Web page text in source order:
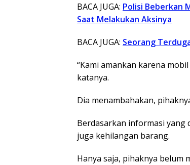
BACA JUGA: Polisi Beberkan
Saat Melakukan Aksinya
BACA JUGA: Seorang
“Kami amankan karena
katanya.
Dia menambahakan,
Berdasarkan informasi yang
juga kehilangan barang.
Hanya saja, pihaknya belum